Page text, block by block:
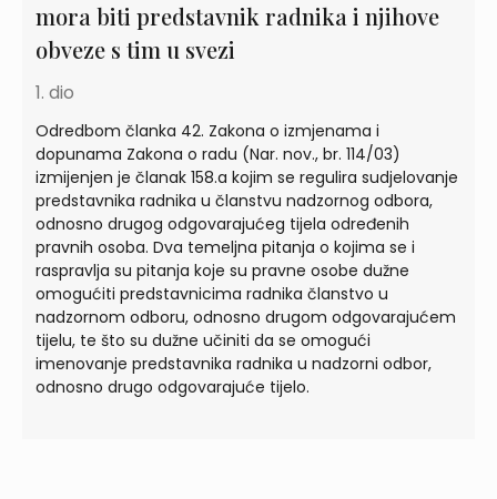
mora biti predstavnik radnika i njihove
obveze s tim u svezi
1. dio
Odredbom članka 42. Zakona o izmjenama i
dopunama Zakona o radu (Nar. nov., br. 114/03)
izmijenjen je članak 158.a kojim se regulira sudjelovanje
predstavnika radnika u članstvu nadzornog odbora,
odnosno drugog odgovarajućeg tijela određenih
pravnih osoba. Dva temeljna pitanja o kojima se i
raspravlja su pitanja koje su pravne osobe dužne
omogućiti predstavnicima radnika članstvo u
nadzornom odboru, odnosno drugom odgovarajućem
tijelu, te što su dužne učiniti da se omogući
imenovanje predstavnika radnika u nadzorni odbor,
odnosno drugo odgovarajuće tijelo.